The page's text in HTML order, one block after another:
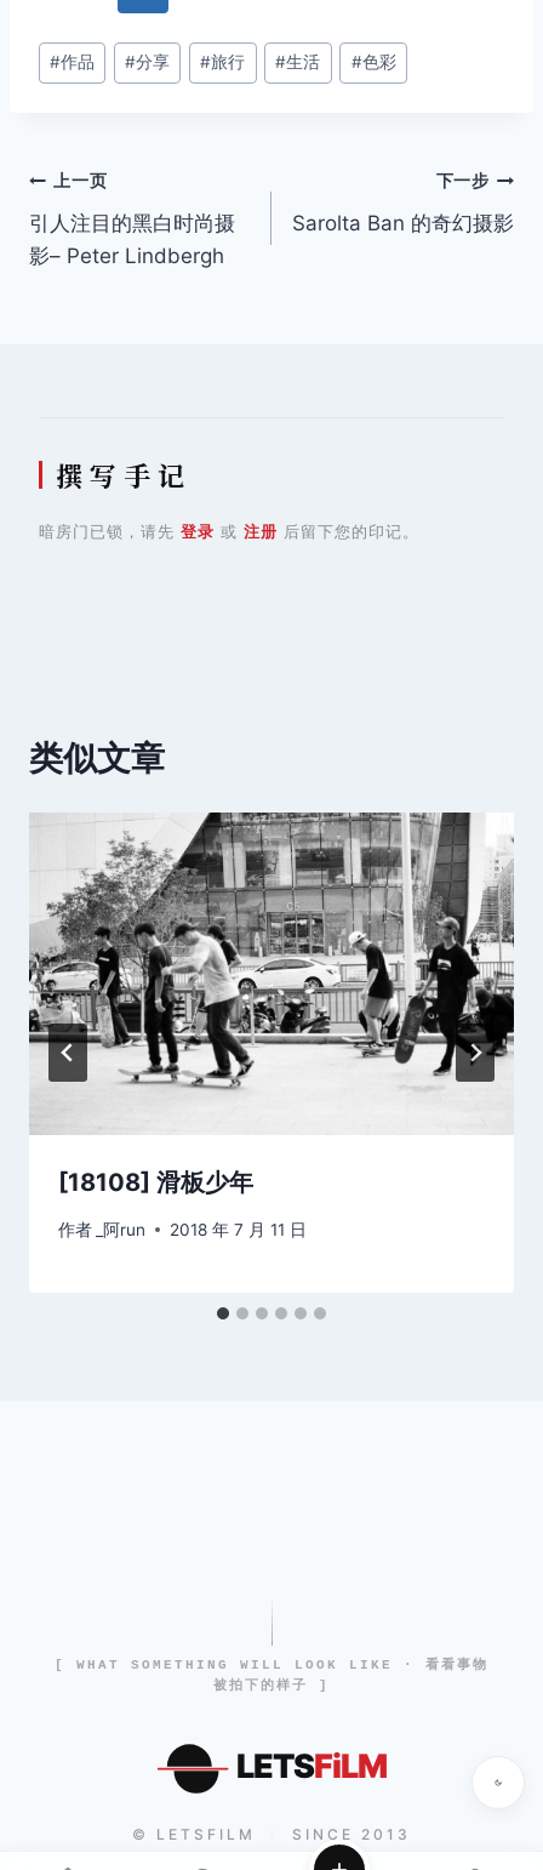
文
章
#作品 #分享 #旅行 #生活 #色彩
文
章
上一页
引人注目的黑白时尚摄
影– Peter Lindbergh
下一步
Sarolta Ban 的奇幻摄影
撰 写 手 记
暗房门已锁，请先 登录 或 注册 后留下您的印记。
类似文章
[18108] 滑板少年
作者 _阿run 2018 年 7 月 11 日
[ WHAT SOMETHING WILL LOOK LIKE · 看看事物
被拍下的样子 ]
LETSFiLM
© LETSFILM SINCE 2013